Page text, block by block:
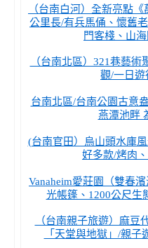
（台南白河）全新亮點
公里長/有兵馬俑、懷舊
門客棧、山
（台南北區）321巷藝
觀/一日遊
台南北區/台南公園古意
燕潭池畔
(台南官田）烏山頭水庫
好多款/烤肉
Vanaheim愛莊園（雙春
光帳篷、1200公尺生
（台南親子旅遊）麻豆
「天堂與地獄」/親